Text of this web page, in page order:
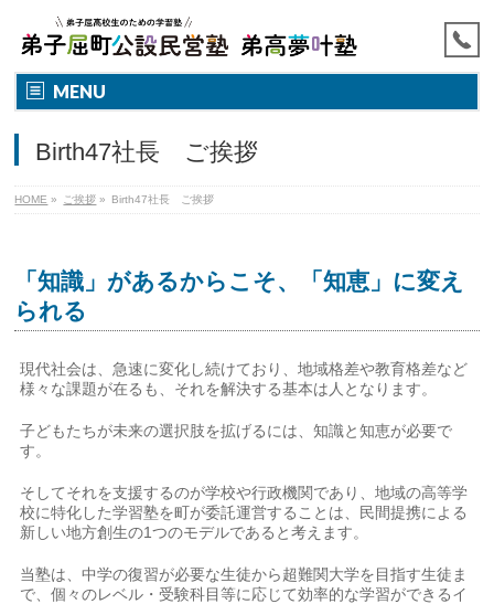
MENU
Birth47社長 ご挨拶
HOME » ご挨拶 » Birth47社長 ご挨拶
「知識」があるからこそ、「知恵」に変え
られる
現代社会は、急速に変化し続けており、地域格差や教育格差など
様々な課題が在るも、それを解決する基本は人となります。
子どもたちが未来の選択肢を拡げるには、知識と知恵が必要で
す。
そしてそれを支援するのが学校や行政機関であり、地域の高等学
校に特化した学習塾を町が委託運営することは、民間提携による
新しい地方創生の1つのモデルであると考えます。
当塾は、中学の復習が必要な生徒から超難関大学を目指す生徒ま
で、個々のレベル・受験科目等に応じて効率的な学習ができるイ